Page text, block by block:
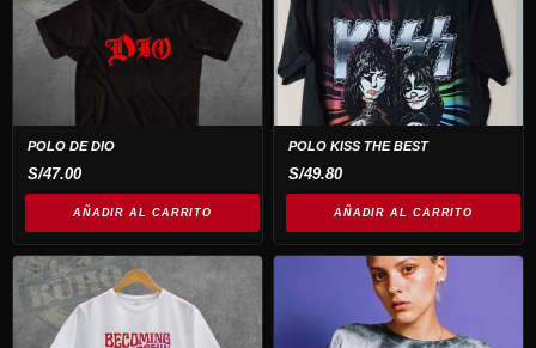
POLO DE DIO
S/47.00
AÑADIR AL CARRITO
POLO KISS THE BEST
S/49.80
AÑADIR AL CARRITO